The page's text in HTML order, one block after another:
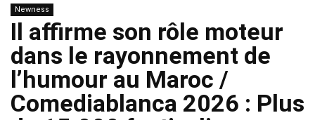
Newness
Il affirme son rôle moteur
dans le rayonnement de
l’humour au Maroc /
Comediablanca 2026 : Plus